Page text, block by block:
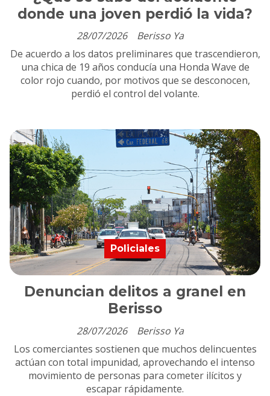
donde una joven perdió la vida?
Berisso Ya
28/07/2026
De acuerdo a los datos preliminares que trascendieron,
una chica de 19 años conducía una Honda Wave de
color rojo cuando, por motivos que se desconocen,
perdió el control del volante.
Denuncian delitos a granel en
Berisso
Berisso Ya
Policiales
28/07/2026
Los comerciantes sostienen que muchos delincuentes
actúan con total impunidad, aprovechando el intenso
movimiento de personas para cometer ilícitos y
escapar rápidamente.